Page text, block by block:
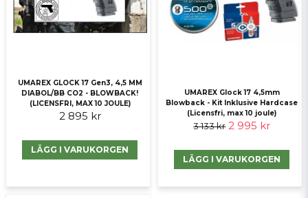
Skicka fråga
UMAREX GLOCK 17 Gen3, 4,5 MM
DIABOL/BB CO2 - BLOWBACK!
(LICENSFRI, MAX 10 JOULE)
2 895 kr
LÄGG I VARUKORGEN
UMAREX Glock 17 4,5mm
Blowback - Kit Inklusive Hardcase
(Licensfri, max 10 joule)
3 133 kr 2 995 kr
LÄGG I VARUKORGEN